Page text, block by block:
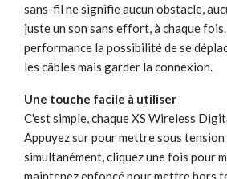
sans-fil ne signifie aucun obstacle,
juste un son sans effort, à chaque
performance la possibilité de se
les câbles mais garder la connexion.
Une touche facile à utiliser
C'est simple, chaque XS Wireless
Appuyez sur pour mettre sous
simultanément, cliquez une fois pour
maintenez enfoncé pour mettre hors